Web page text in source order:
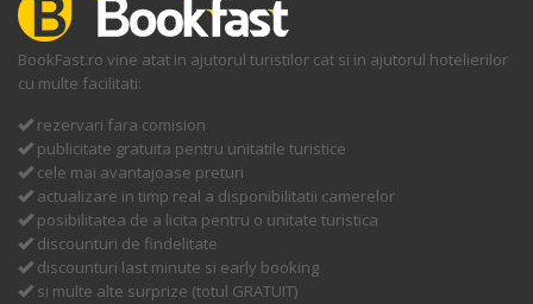
BookFast.ro vine atat in ajutorul turistilor cat si in ajutorul hotelierilor
cu multe facilitati:
rezervari fara comision
publicitate gratuita pentru unitatile turistice
cele mai avantajoase preturi
actualizare in timp real a disponibilitatii camerelor
posibilitatea de a licita pentru o unitate turistica
discounturi de findelitate
discounturi last minute si early booking
si multe alte surprize (totul GRATUIT)